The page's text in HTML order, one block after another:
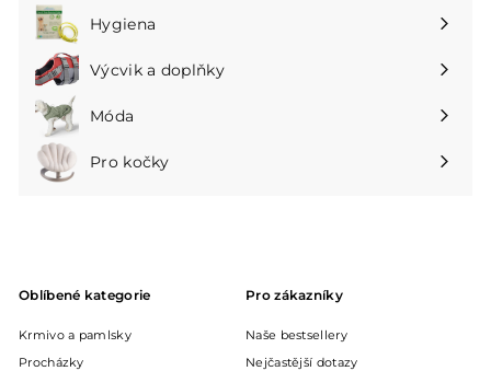
podnabídku
Hygiena
Rozbalte
podnabídku
Výcvik a doplňky
Rozbalte
podnabídku
Móda
Rozbalte
podnabídku
Pro kočky
Rozbalte
Oblíbené kategorie
Krmivo a pamlsky
Procházky
Pro zákazníky
Naše bestsellery
Nejčastější dotazy